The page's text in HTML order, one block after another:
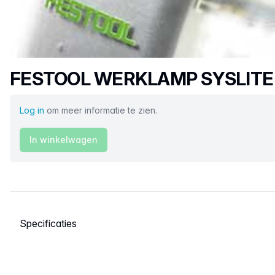
Productnaam
FESTOOL WERKLAMP
Log in om meer informatie te zien.
In winkelwagen
Selecteer een tabblad